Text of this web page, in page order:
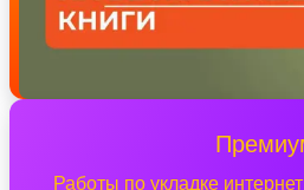
Работы по укладке